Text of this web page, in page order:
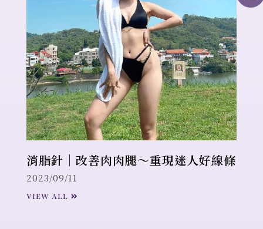
消脂針｜改善肉肉腿～重現迷人好線條
2023/09/11
VIEW ALL